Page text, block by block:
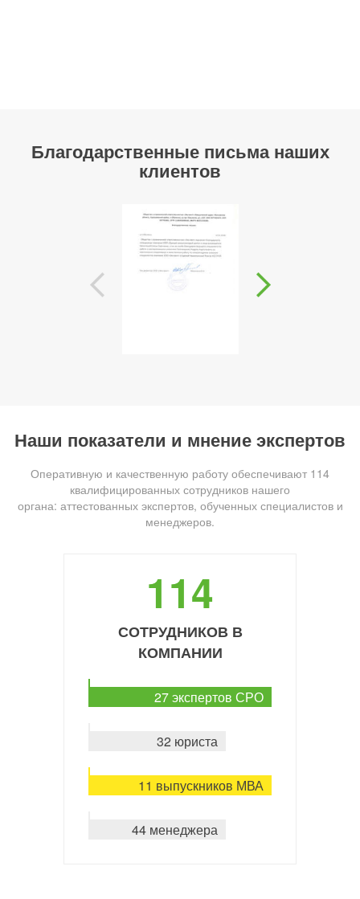
Благодарственные письма наших
клиентов
Наши показатели и мнение экспертов
Оперативную и качественную работу обеспечивают 114
квалифицированных сотрудников нашего
органа: аттестованных экспертов, обученных специалистов и
менеджеров.
114
СОТРУДНИКОВ В
КОМПАНИИ
27 экспертов СРО
32 юриста
11 выпускников МВА
44 менеджера